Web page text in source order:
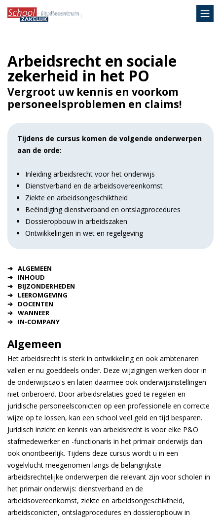
Arbeidsrecht en sociale
zekerheid in het PO
Vergroot uw kennis en voorkom
personeelsproblemen en claims!
Tijdens de cursus komen de volgende onderwerpen
aan de orde:
Inleiding arbeidsrecht voor het onderwijs
Dienstverband en de arbeidsovereenkomst
Ziekte en arbeidsongeschiktheid
Beëindiging dienstverband en ontslagprocedures
Dossieropbouw in arbeidszaken
Ontwikkelingen in wet en regelgeving
ALGEMEEN
INHOUD
BIJZONDERHEDEN
LEEROMGEVING
DOCENTEN
WANNEER
IN-COMPANY
Algemeen
Het arbeidsrecht is sterk in ontwikkeling en ook ambtenaren
vallen er nu goeddeels onder. Deze wijzigingen werken door in
de onderwijscao's en laten daarmee ook onderwijsinstellingen
niet onberoerd. Door arbeidsrelaties goed te regelen en
juridische personeelsconflicten op een professionele en correcte
wijze op te lossen, kan een school veel geld en tijd besparen.
Juridisch inzicht en kennis van arbeidsrecht is voor elke P&O
stafmedewerker en -functionaris in het primair onderwijs dan
ook onontbeerlijk. Tijdens deze cursus wordt u in een
vogelvlucht meegenomen langs de belangrijkste
arbeidsrechtelijke onderwerpen die relevant zijn voor scholen in
het primair onderwijs: dienstverband en de
arbeidsovereenkomst, ziekte en arbeidsongeschiktheid,
arbeidsconflicten, ontslagprocedures en dossieropbouw in